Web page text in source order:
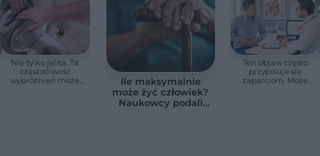
Nie tylko jelita. Ta
częstotliwość
wypróżnień może
Ile maksymalnie
może żyć człowiek?
Naukowcy podali
Ten objaw często
przypisuje się
zaparciom. Może